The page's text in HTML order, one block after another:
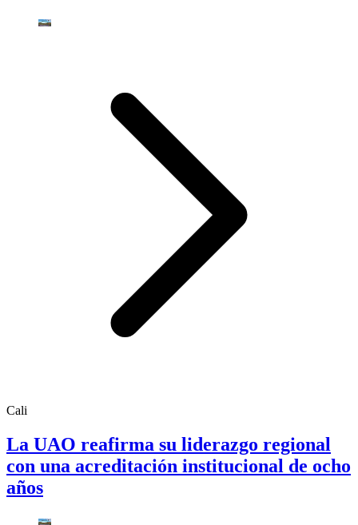
Cali
La UAO reafirma su liderazgo regional
con una acreditación institucional de ocho
años